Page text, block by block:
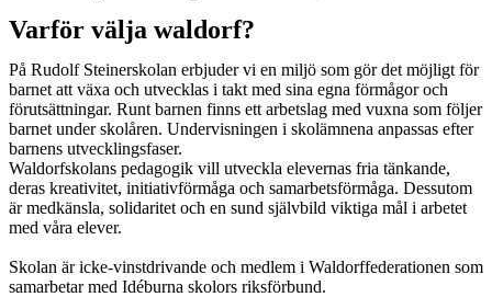
Varför välja waldorf?
På Rudolf Steinerskolan erbjuder vi en miljö som gör det möjligt för
barnet att växa och utvecklas i takt med sina egna förmågor och
förutsättningar. Runt barnen finns ett arbetslag med vuxna som följer
barnet under skolåren. Undervisningen i skolämnena anpassas efter
barnens utvecklingsfaser.
Waldorfskolans pedagogik vill utveckla elevernas fria tänkande,
deras kreativitet, initiativförmåga och samarbetsförmåga. Dessutom
är medkänsla, solidaritet och en sund självbild viktiga mål i arbetet
med våra elever.
Skolan är icke-vinstdrivande och medlem i Waldorffederationen som
samarbetar med Idéburna skolors riksförbund.